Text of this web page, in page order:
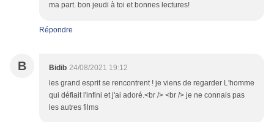
ma part. bon jeudi à toi et bonnes lectures!
Répondre
B Bidib 24/08/2021 19:12
les grand esprit se rencontrent ! je viens de regarder L'homme
qui défiait l'infini et j'ai adoré.<br /> <br /> je ne connais pas
les autres films